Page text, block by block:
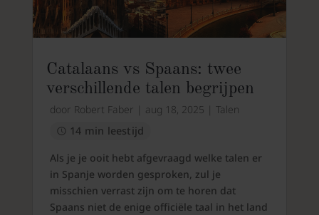
Catalaans vs Spaans: twee
verschillende talen begrijpen
door Robert Faber aug 18, 2025
Talen
14 min leestijd
Als je je ooit hebt afgevraagd welke talen er
in Spanje worden gesproken, zul je
misschien verrast zijn om te horen dat
Spaans niet de enige officiële taal in het land